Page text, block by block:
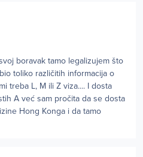
boravak tamo legalizujem što
toliko različitih informacija o
treba L, M ili Z viza.... I dosta
A već sam pročita da se dosta
Hong Konga i da tamo